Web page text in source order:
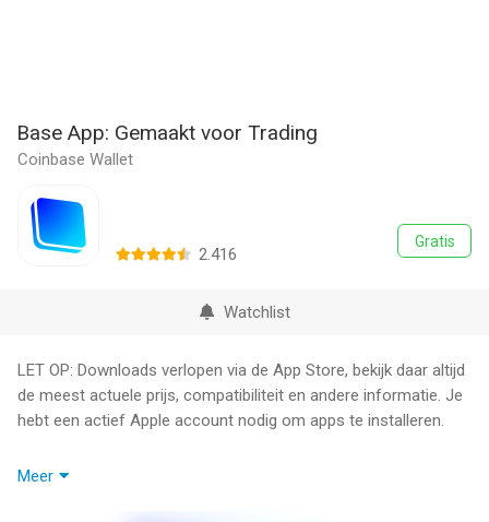
Base App: Gemaakt voor Trading
Coinbase Wallet
Gratis
2.416
Watchlist
LET OP: Downloads verlopen via de App Store, bekijk daar altijd
de meest actuele prijs, compatibiliteit en andere informatie. Je
hebt een actief Apple account nodig om apps te installeren.
De beste plek om onchain te traden. Met Base App kun je
Meer